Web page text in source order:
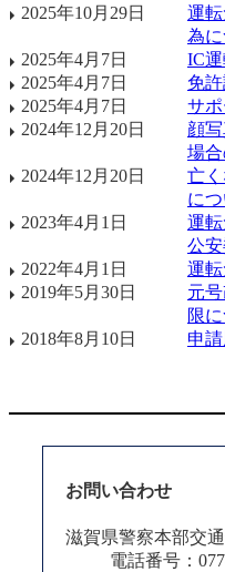
2025年10月29日
運
為
2025年4月7日
IC
2025年4月7日
免
2025年4月7日
サ
2024年12月20日
顔
場
2024年12月20日
亡
に
2023年4月1日
運
公
2022年4月1日
運
2019年5月30日
元
限
2018年8月10日
申
お問い合わせ
滋賀県警察本部交
電話番号：